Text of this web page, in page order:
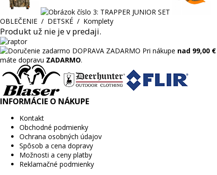
OBLEČENIE / DETSKÉ / Komplety
Produkt už nie je v predaji.
DOPRAVA ZADARMO Pri nákupe nad 99,00 €
máte dopravu ZADARMO.
INFORMÁCIE O NÁKUPE
Kontakt
Obchodné podmienky
Ochrana osobných údajov
Spôsob a cena dopravy
Možnosti a ceny platby
Reklamačné podmienky